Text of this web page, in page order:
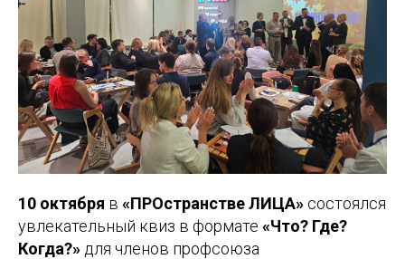
10 октября в «ПРОстранстве ЛИЦА» состоялся
увлекательный квиз в формате «Что? Где?
Когда?» для членов профсоюза